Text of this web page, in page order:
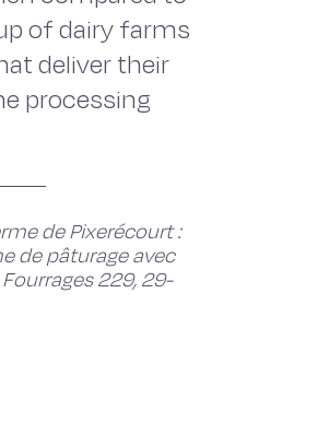
of dairy farms
deliver their
processing
de Pixerécourt :
de pâturage avec
229, 29-